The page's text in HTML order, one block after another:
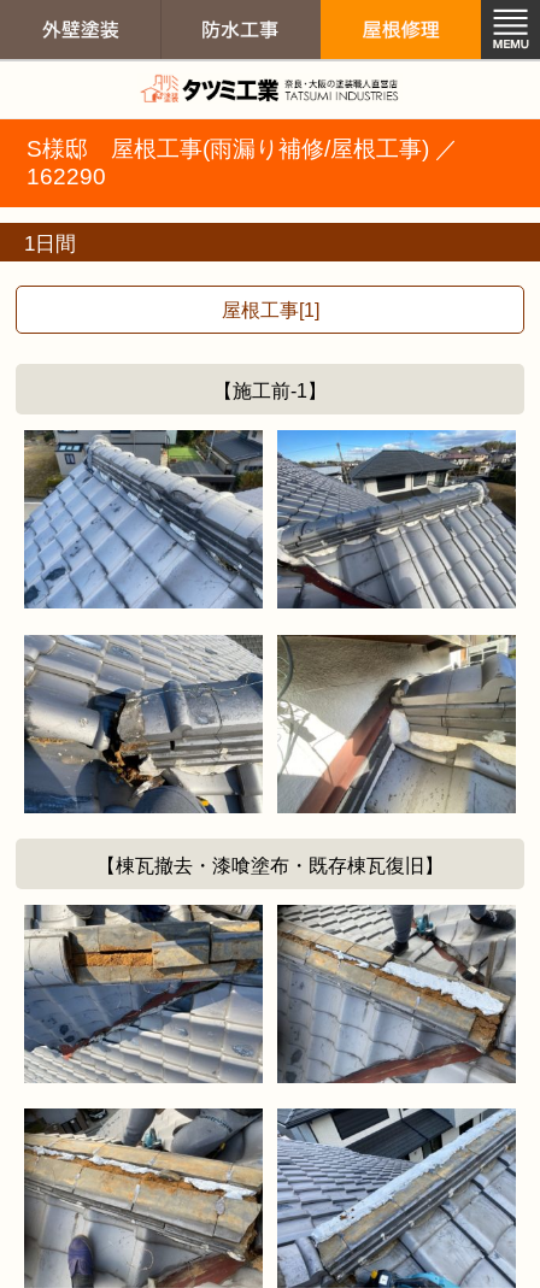
S様邸 屋根工事(雨漏り補修/屋根工事) ／
162290
1日間
屋根工事[1]
【施工前-1】
【棟瓦撤去・漆喰塗布・既存棟瓦復旧】